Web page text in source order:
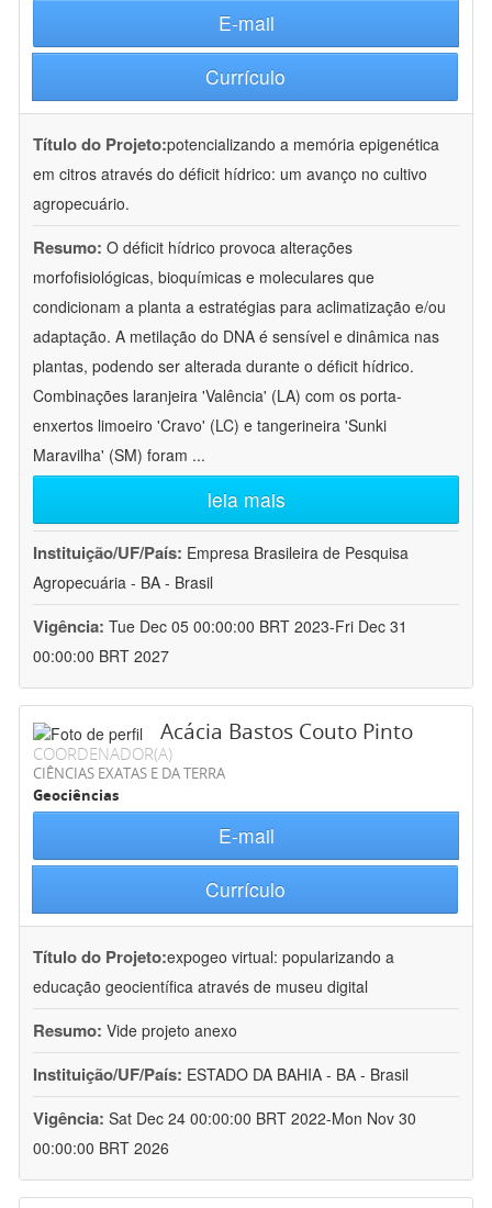
E-mail
Currículo
Título do Projeto:potencializando a memória epigenética
em citros através do déficit hídrico: um avanço no cultivo
agropecuário.
Resumo: O déficit hídrico provoca alterações
morfofisiológicas, bioquímicas e moleculares que
condicionam a planta a estratégias para aclimatização e/ou
adaptação. A metilação do DNA é sensível e dinâmica nas
plantas, podendo ser alterada durante o déficit hídrico.
Combinações laranjeira 'Valência' (LA) com os porta-
enxertos limoeiro 'Cravo' (LC) e tangerineira 'Sunki
Maravilha' (SM) foram ...
leia mais
Instituição/UF/País: Empresa Brasileira de Pesquisa
Agropecuária - BA - Brasil
Vigência: Tue Dec 05 00:00:00 BRT 2023-Fri Dec 31
00:00:00 BRT 2027
Acácia Bastos Couto Pinto
COORDENADOR(A)
CIÊNCIAS EXATAS E DA TERRA
Geociências
E-mail
Currículo
Título do Projeto:expogeo virtual: popularizando a
educação geocientífica através de museu digital
Resumo: Vide projeto anexo
Instituição/UF/País: ESTADO DA BAHIA - BA - Brasil
Vigência: Sat Dec 24 00:00:00 BRT 2022-Mon Nov 30
00:00:00 BRT 2026